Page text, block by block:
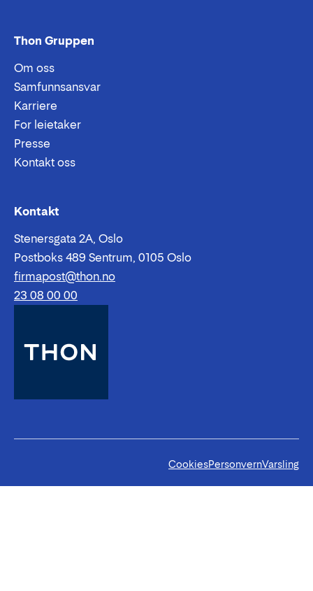
Thon Gruppen
Om oss
Samfunnsansvar
Karriere
For leietaker
Presse
Kontakt oss
Kontakt
Stenersgata 2A, Oslo
Postboks 489 Sentrum, 0105 Oslo
Epost:
firmapost@thon.no
Telefon:
23 08 00 00
CookiesPersonvernVarsling